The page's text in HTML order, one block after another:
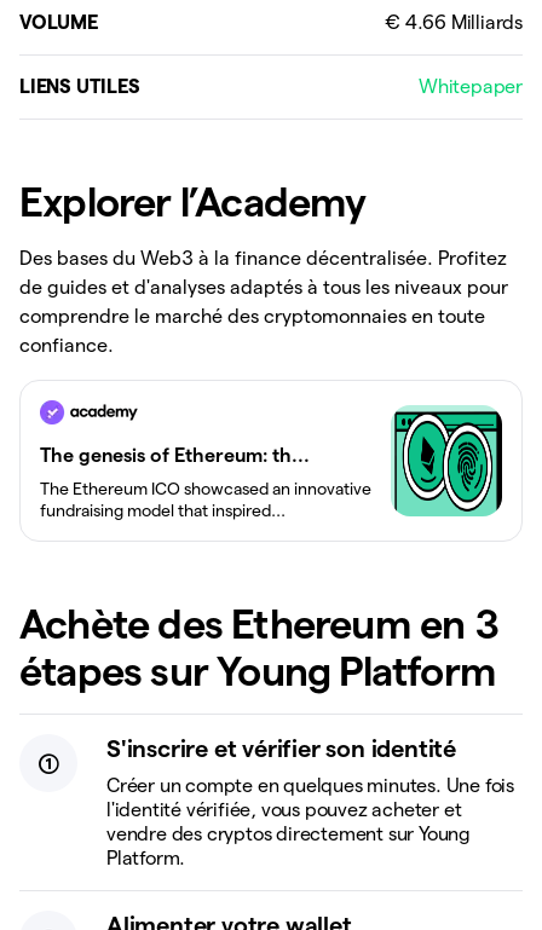
VOLUME
LIENS UTILES Whitepaper
Explorer l’Academy
Des bases du Web3 à la finance décentralisée. Profitez
de guides et d'analyses adaptés à tous les niveaux pour
comprendre le marché des cryptomonnaies en toute
confiance.
The genesis of Ethereum: th...
The Ethereum ICO showcased an innovative
fundraising model that inspired...
Achète des Ethereum en 3
étapes sur Young Platform
S'inscrire et vérifier son identité
Créer un compte en quelques minutes. Une fois
l'identité vérifiée, vous pouvez acheter et
vendre des cryptos directement sur Young
Platform.